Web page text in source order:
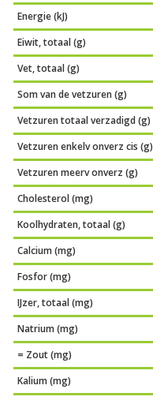
Energie (kJ)
Eiwit, totaal (g)
Vet, totaal (g)
Som van de vetzuren (g)
Vetzuren totaal verzadigd (g)
Vetzuren enkelv onverz cis (g)
Vetzuren meerv onverz (g)
Cholesterol (mg)
Koolhydraten, totaal (g)
Calcium (mg)
Fosfor (mg)
IJzer, totaal (mg)
Natrium (mg)
= Zout (mg)
Kalium (mg)